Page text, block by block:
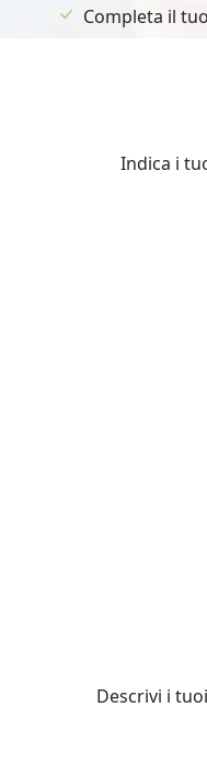
Completa il
Indica i
Descrivi i